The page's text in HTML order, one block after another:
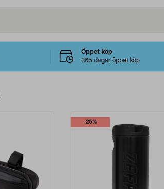
Öppet köp
365 dagar öppet köp
-25%